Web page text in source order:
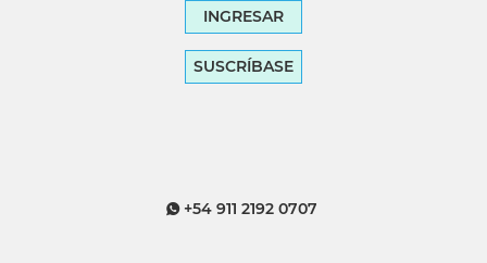
INGRESAR
SUSCRÍBASE
+54 911 2192 0707